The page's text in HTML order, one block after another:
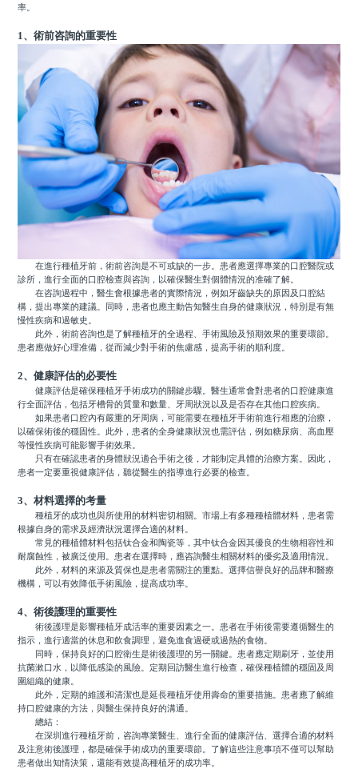
率。
1、術前咨詢的重要性
在進行種植牙前，術前咨詢是不可或缺的一步。患者應選擇專業的口腔醫院或
診所，進行全面的口腔檢查與咨詢，以確保醫生對個體情況的准確了解。
在咨詢過程中，醫生會根據患者的實際情況，例如牙齒缺失的原因及口腔結
構，提出專業的建議。同時，患者也應主動告知醫生自身的健康狀況，特別是有無
慢性疾病和過敏史。
此外，術前咨詢也是了解種植牙的全過程、手術風險及預期效果的重要環節。
患者應做好心理准備，從而減少對手術的焦慮感，提高手術的順利度。
2、健康評估的必要性
健康評估是確保種植牙手術成功的關鍵步驟。醫生通常會對患者的口腔健康進
行全面評估，包括牙槽骨的質量和數量、牙周狀況以及是否存在其他口腔疾病。
如果患者口腔內有嚴重的牙周病，可能需要在種植牙手術前進行相應的治療，
以確保術後的穩固性。此外，患者的全身健康狀況也需評估，例如糖尿病、高血壓
等慢性疾病可能影響手術效果。
只有在確認患者的身體狀況適合手術之後，才能制定具體的治療方案。因此，
患者一定要重視健康評估，聽從醫生的指導進行必要的檢查。
3、材料選擇的考量
種植牙的成功也與所使用的材料密切相關。市場上有多種種植體材料，患者需
根據自身的需求及經濟狀況選擇合適的材料。
常見的種植體材料包括钛合金和陶瓷等，其中钛合金因其優良的生物相容性和
耐腐蝕性，被廣泛使用。患者在選擇時，應咨詢醫生相關材料的優劣及適用情況。
此外，材料的來源及質保也是患者需關注的重點。選擇信譽良好的品牌和醫療
機構，可以有效降低手術風險，提高成功率。
4、術後護理的重要性
術後護理是影響種植牙成活率的重要因素之一。患者在手術後需要遵循醫生的
指示，進行適當的休息和飲食調理，避免進食過硬或過熱的食物。
同時，保持良好的口腔衛生是術後護理的另一關鍵。患者應定期刷牙，並使用
抗菌漱口水，以降低感染的風險。定期回訪醫生進行檢查，確保種植體的穩固及周
圍組織的健康。
此外，定期的維護和清潔也是延長種植牙使用壽命的重要措施。患者應了解維
持口腔健康的方法，與醫生保持良好的溝通。
總結：
在深圳進行種植牙前，咨詢專業醫生、進行全面的健康評估、選擇合適的材料
及注意術後護理，都是確保手術成功的重要環節。了解這些注意事項不僅可以幫助
患者做出知情決策，還能有效提高種植牙的成功率。